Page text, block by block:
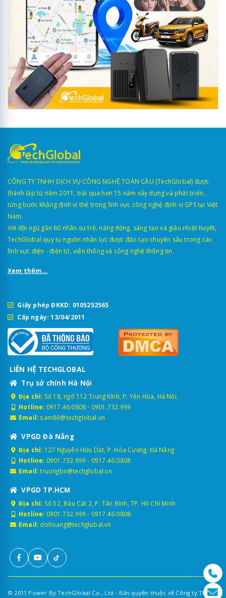
CÔNG TY TNHH DỊCH VỤ CÔNG NGHỆ TOÀN CẦU (TechGlobal) được
thành lập từ năm 2011, trải qua hơn 15 năm xây dựng và phát triển,
từng bước khẳng định vị thế trong lĩnh vực công nghệ định vị GPS tại Việt
Nam.
Với đội ngũ gần 60 nhân sự trẻ, năng động, sáng tạo và giàu nhiệt huyết,
TechGlobal quy tụ nguồn nhân lực được đào tạo chuyên sâu trong các
lĩnh vực điện - điện tử, viễn thông và công nghệ thông tin.
Xem thêm...
Giấy phép ĐKKD: 0105252565
Cấp ngày: 13/04/2011
LIÊN HỆ TECHGLOBAL
Trụ sở chính Hà Nội
Địa chỉ: Số 18, ngõ 112 Trung Kính, P. Yên Hòa, Hà Nội.
Hotline: 0917.46.0808- 0901.732.999
Email: sam89@techglobal.vn
VPGD Đà Nẵng
Địa chỉ: 127 Nguyễn Hữu Dật, P. Hòa Cường, Đà Nẵng
Hotline: 0901.732.999 - 0917.46.0808
Email: truongbn@techglobal.vn
VPGD TP.HCM
Địa chỉ: Số 52, Bàu Cát 2, P. Tân Bình, TP. Hồ Chí Minh
Hotline: 0901.732.999 - 0917.46.0808
Email: dohoang@techglobal.vn
© 2011 Power By TechGlobal Co., Ltd - Bản quyền thuộc về Công ty TNHH